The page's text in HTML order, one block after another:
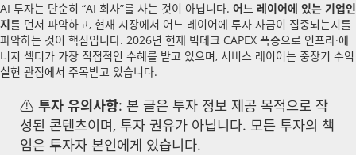
AI 투자는 단순히 “AI 회사”를 사는 것이 아닙니다. 어느 레이어에 있는 기업인
지를 먼저 파악하고, 현재 시장에서 어느 레이어에 투자 자금이 집중되는지를
파악하는 것이 핵심입니다. 2026년 현재 빅테크 CAPEX 폭증으로 인프라·에
너지 섹터가 가장 직접적인 수혜를 받고 있으며, 서비스 레이어는 중장기 수익
실현 관점에서 주목받고 있습니다.
⚠️ 투자 유의사항: 본 글은 투자 정보 제공 목적으로 작
성된 콘텐츠이며, 투자 권유가 아닙니다. 모든 투자의 책
임은 투자자 본인에게 있습니다.